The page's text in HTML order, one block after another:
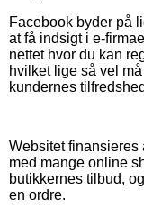
Facebook byder på
at få indsigt i e-
nettet hvor du kan
hvilket lige så vel
kundernes
Websitet finansieres
med mange online
butikkernes tilbud,
en ordre.